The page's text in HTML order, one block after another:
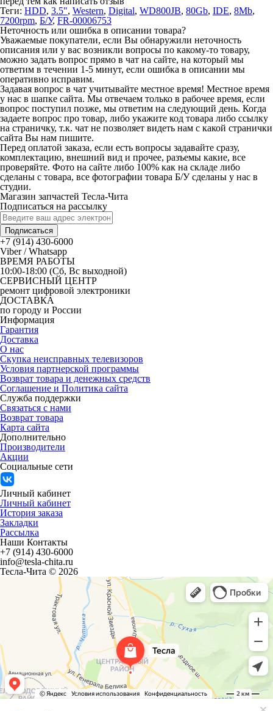
Теги: HDD, 3.5", Western, Digital, WD800JB, 80Gb, IDE, 8Mb,
7200rpm, Б/У, FR-00006753
Неточность или ошибка в описании товара?
Уважаемые покупатели, если Вы обнаружили неточность
описания или у вас возникли вопросы по какому-то товару,
можно задать вопрос прямо в чат на сайте, на который мы
ответим в течении 1-5 минут, если ошибка в описании мы
оперативно исправим.
Задавая вопрос в чат учитывайте местное время! Местное время
у нас в шапке сайта. Мы отвечаем только в рабочее время, если
вопрос поступил позже, мы ответим на следующий день. Когда
задаете вопрос про товар, либо укажите код товара либо ссылку
на страничку, т.к. чат не позволяет видеть нам с какой странички
сайта Вы нам пишите.
Перед оплатой заказа, если есть вопросы задавайте сразу,
комплектацию, внешний вид и прочее, разъемы какие, все
проверяйте. Фото на сайте либо 100% как на складе либо
сделаны с товара, все фотографии товара Б/У сделаны у нас в
студии.
Магазин запчастей Тесла-Чита
Подписаться на рассылку
Подписаться
+7 (914) 430-6000
Viber / Whatsapp
ВРЕМЯ РАБОТЫ
10:00-18:00 (Сб, Вс выходной)
СЕРВИСНЫЙ ЦЕНТР
ремонт цифровой электроники
ДОСТАВКА
по городу и России
Информация
Гарантия
Доставка
О нас
Скупка неисправных телевизоров
Условия партнерской программы
Возврат товара и денежных средств
Соглашение и Политика сайта
Служба поддержки
Связаться с нами
Возврат товара
Карта сайта
Дополнительно
Производители
Акции
Социальные сети
Личный кабинет
Личный кабинет
История заказа
Закладки
Рассылка
Наши Контакты
+7 (914) 430-6000
info@tesla-chita.ru
Тесла-Чита © 2026